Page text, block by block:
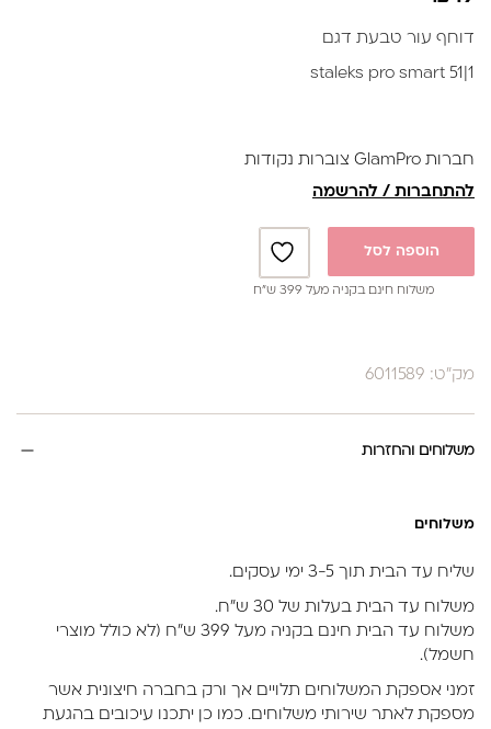
דוחף עור טבעת דגם
staleks pro smart 51|1
חברות GlamPro צוברות נקודות
להתחברות / להרשמה
הוספה לסל
משלוח חינם בקניה מעל 399 ש”ח
מק"ט: 6011589
משלוחים והחזרות
משלוחים
שליח עד הבית תוך 3-5 ימי עסקים.
משלוח עד הבית בעלות של 30 ש״ח.
משלוח עד הבית חינם בקניה מעל 399 ש״ח (לא כולל מוצרי
חשמל).
זמני אספקת המשלוחים תלויים אך ורק בחברה חיצונית אשר
מספקת לאתר שירותי משלוחים. כמו כן יתכנו עיכובים בהגעת